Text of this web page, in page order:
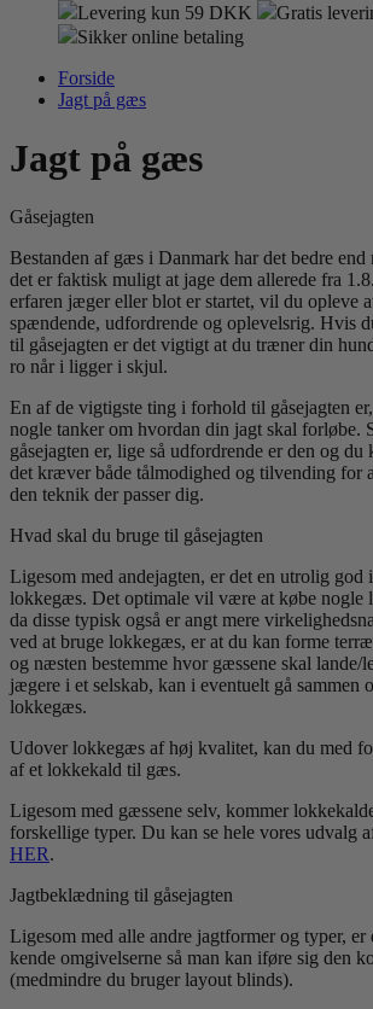
Levering kun 59 DKK
Gratis
Sikker online betaling
Forside
Jagt på gæs
Jagt på gæs
Gåsejagten
Bestanden af gæs i Danmark har det bedre end
det er faktisk muligt at jage dem allerede fra
erfaren jæger eller blot er startet, vil du opleve
spændende, udfordrende og oplevelsrig. Hvis
til gåsejagten er det vigtigt at du træner din
ro når i ligger i skjul.
En af de vigtigste ting i forhold til gåsejagten
nogle tanker om hvordan din jagt skal forløbe.
gåsejagten er, lige så udfordrende er den og du
det kræver både tålmodighed og tilvending for
den teknik der passer dig.
Hvad skal du bruge til gåsejagten
Ligesom med andejagten, er det en utrolig god
lokkegæs. Det optimale vil være at købe nogle
da disse typisk også er angt mere
ved at bruge lokkegæs, er at du kan forme
og næsten bestemme hvor gæssene skal lande/
jægere i et selskab, kan i eventuelt gå sammen
lokkegæs.
Udover lokkegæs af høj kvalitet, kan du med
af et lokkekald til gæs.
Ligesom med gæssene selv, kommer
forskellige typer. Du kan se hele vores udvalg
HER.
Jagtbeklædning til gåsejagten
Ligesom med alle andre jagtformer og typer, er
kende omgivelserne så man kan iføre sig den
(medmindre du bruger layout blinds).